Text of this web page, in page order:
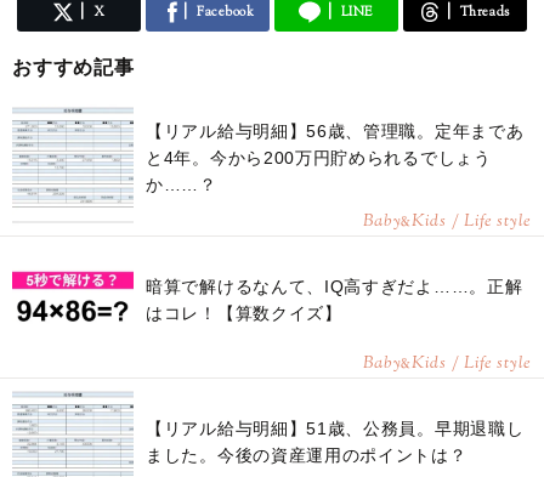
X Facebook LINE Threads
おすすめ記事
【リアル給与明細】56歳、管理職。定年まであ
と4年。今から200万円貯められるでしょう
か……？
Baby&Kids / Life style
暗算で解けるなんて、IQ高すぎだよ……。正解
はコレ！【算数クイズ】
Baby&Kids / Life style
【リアル給与明細】51歳、公務員。早期退職し
ました。今後の資産運用のポイントは？